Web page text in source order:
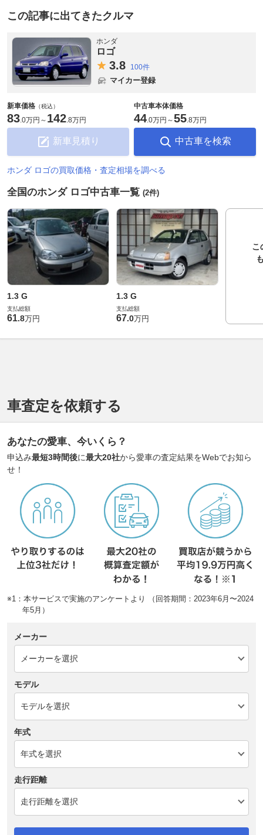
この記事に出てきたクルマ
ホンダ
ロゴ
3.8 100件
マイカー登録
新車価格 （税込）
83.0万円 ～ 142.8万円
新車見積り
中古車本体価格
44.0万円 ～55.8万円
中古車を検索
ホンダ ロゴの買取価格・査定相場を調べる
全国のホンダ ロゴ中古車一覧 (2件)
1.3 G
支払総額
61.8万円
1.3 G
支払総額
67.0万円
こ
車査定を依頼する
あなたの愛車、今いくら？
申込み最短3時間後に最大20社から愛車の査定結果をWebでお知ら
せ！
※1：本サービスで実施のアンケートより （回答期間：2023年6月〜2024
年5月）
メーカー
モデル
年式
走行距離